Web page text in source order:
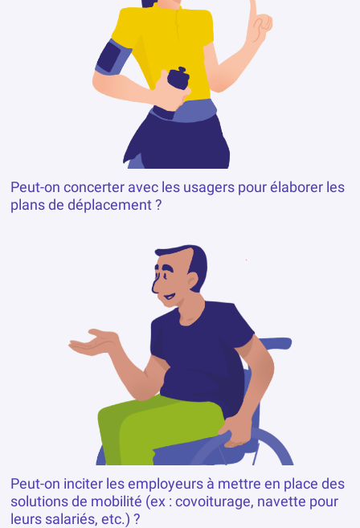
Peut-on concerter avec les usagers pour élaborer les
plans de déplacement ?
Peut-on inciter les employeurs à mettre en place des
solutions de mobilité (ex : covoiturage, navette pour
leurs salariés, etc.) ?